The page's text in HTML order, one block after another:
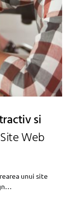
si
Web
unui site